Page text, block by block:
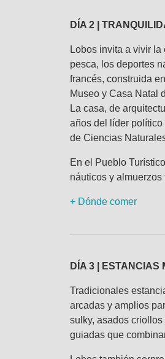
DÍA 2 |
Lobos invita a vivir
pesca, los deportes
francés, construida
Museo y Casa Natal
La casa, de
años del líder político
de Ciencias
En el Pueblo
náuticos y almuerzos
+ Dónde comer
DÍA 3 | ESTANCIAS
Tradicionales
arcadas y amplios
sulky, asados
guiadas que